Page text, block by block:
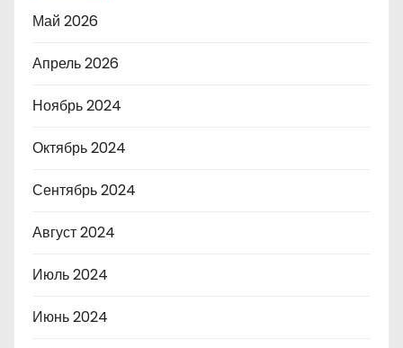
Май 2026
Апрель 2026
Ноябрь 2024
Октябрь 2024
Сентябрь 2024
Август 2024
Июль 2024
Июнь 2024